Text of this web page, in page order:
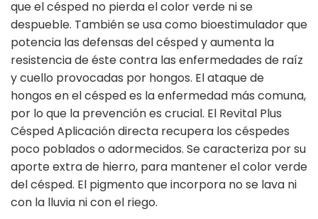
que el césped no pierda el color verde ni se
despueble. También se usa como bioestimulador que
potencia las defensas del césped y aumenta la
resistencia de éste contra las enfermedades de raíz
y cuello provocadas por hongos. El ataque de
hongos en el césped es la enfermedad más comuna,
por lo que la prevención es crucial. El Revital Plus
Césped Aplicación directa recupera los céspedes
poco poblados o adormecidos. Se caracteriza por su
aporte extra de hierro, para mantener el color verde
del césped. El pigmento que incorpora no se lava ni
con la lluvia ni con el riego.